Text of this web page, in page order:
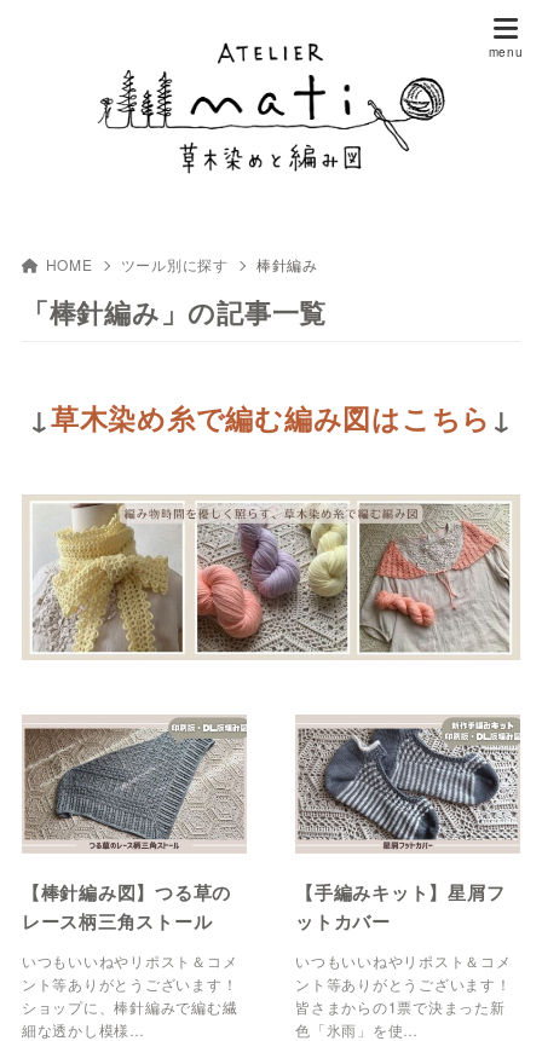
HOME ツール別に探す 棒針編み
「棒針編み」の記事一覧
↓草木染め糸で編む編み図はこちら ↓
【棒針編み図】つる草の
レース柄三角ストール
いつもいいねやリポスト＆コメ
ント等ありがとうございます！
ショップに、棒針編みで編む繊
細な透かし模様…
【手編みキット】星屑フ
ットカバー
いつもいいねやリポスト＆コメ
ント等ありがとうございます！
皆さまからの1票で決まった新
色「氷雨」を使…